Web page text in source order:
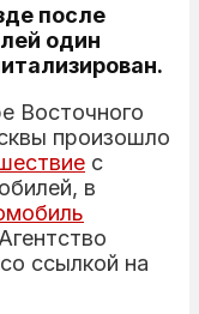
после
один
Восточного
произошло
с
в
ссылкой на